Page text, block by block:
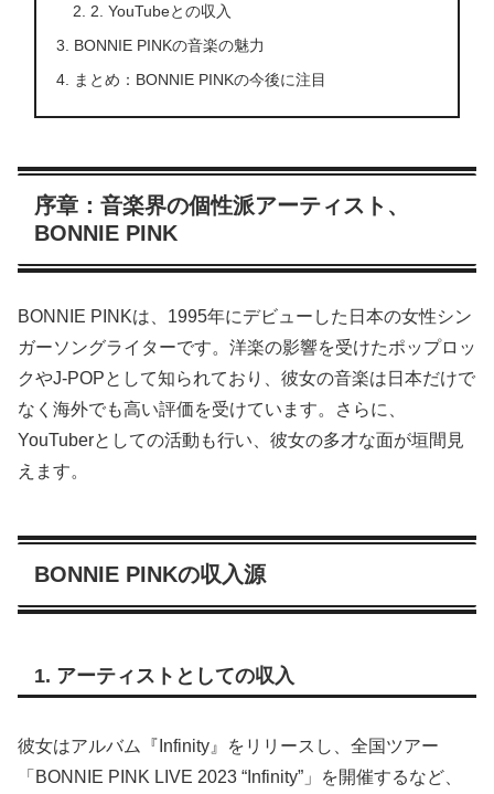
2. YouTubeとの収入
BONNIE PINKの音楽の魅力
まとめ：BONNIE PINKの今後に注目
序章：音楽界の個性派アーティスト、
BONNIE PINK
BONNIE PINKは、1995年にデビューした日本の女性シン
ガーソングライターです。洋楽の影響を受けたポップロッ
クやJ-POPとして知られており、彼女の音楽は日本だけで
なく海外でも高い評価を受けています。さらに、
YouTuberとしての活動も行い、彼女の多才な面が垣間見
えます。
BONNIE PINKの収入源
1. アーティストとしての収入
彼女はアルバム『Infinity』をリリースし、全国ツアー
「BONNIE PINK LIVE 2023 “Infinity”」を開催するなど、